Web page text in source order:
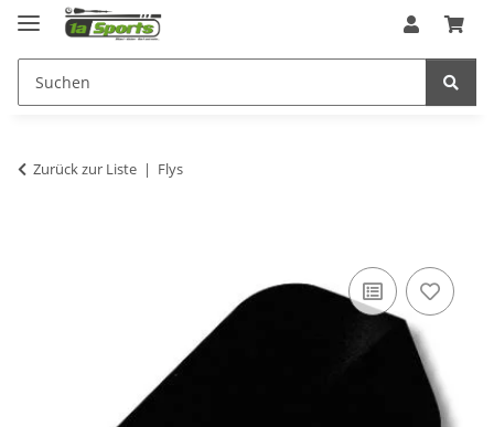
Zurück zur Liste Flys